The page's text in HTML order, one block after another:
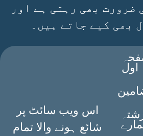
ضرورت بھی رہتی ہے اور
بھی کیے جاتے ہیں۔
اول
اس ویب سائٹ پر
شائع ہونے والا تمام